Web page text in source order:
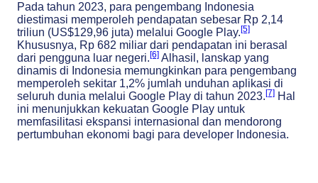
Pada tahun 2023, para pengembang Indonesia
diestimasi memperoleh pendapatan sebesar Rp 2,14
triliun (US$129,96 juta) melalui Google Play.[5]
Khususnya, Rp 682 miliar dari pendapatan ini berasal
dari pengguna luar negeri.[6] Alhasil, lanskap yang
dinamis di Indonesia memungkinkan para pengembang
memperoleh sekitar 1,2% jumlah unduhan aplikasi di
seluruh dunia melalui Google Play di tahun 2023.[7] Hal
ini menunjukkan kekuatan Google Play untuk
memfasilitasi ekspansi internasional dan mendorong
pertumbuhan ekonomi bagi para developer Indonesia.